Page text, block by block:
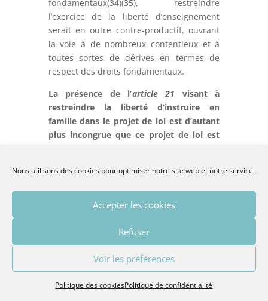
Nous utilisons des cookies pour optimiser notre site web et notre service.
Accepter les cookies
Refuser
Voir les préférences
Politique des cookiesPolitique de confidentialité
fondamentaux(34)(35), restreindre
l’exercice de la liberté d’enseignement
serait en outre contre-productif, ouvrant
la voie à de nombreux contentieux et à
toutes sortes de dérives en termes de
respect des droits fondamentaux.
La présence de l’article 21
visant à
restreindre la liberté d’instruire en
famille dans le projet de loi est d’autant
plus incongrue que ce projet de loi est
simplement cet article liberticide du
projet de loi : il n’y a pas sa place.